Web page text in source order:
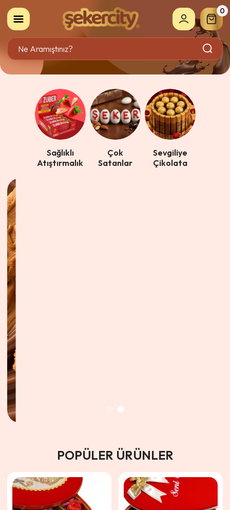
0
Sağlıklı
Atıştırmalık
Çok
Satanlar
Sevgiliye
Çikolata
POPÜLER ÜRÜNLER